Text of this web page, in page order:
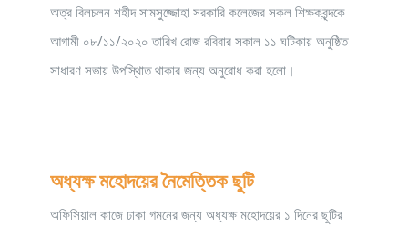
অত্র বিলচলন শহীদ সামসুজ্জোহা সরকারি কলেজের সকল শিক্ষকবৃন্দকে
আগামী ০৮/১১/২০২০ তারিখ রোজ রবিবার সকাল ১১ ঘটিকায় অনুষ্ঠিত
সাধারণ সভায় উপস্থিাত থাকার জন্য অনুরোধ করা হলো।
অধ্যক্ষ মহোদয়ের নৈমেত্তিক ছুটি
অফিসিয়াল কাজে ঢাকা গমনের জন্য অধ্যক্ষ মহােদয়ের ১ দিনের ছুটির